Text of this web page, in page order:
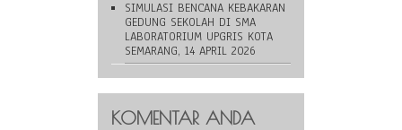
SIMULASI BENCANA KEBAKARAN
GEDUNG SEKOLAH DI SMA
LABORATORIUM UPGRIS KOTA
SEMARANG, 14 APRIL 2026
KOMENTAR ANDA